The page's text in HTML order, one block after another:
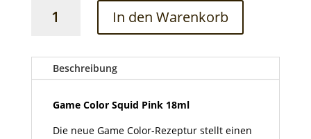
Color
18ml
In den Warenkorb
Beschreibung
Game Color Squid Pink 18ml
Die neue Game Color-Rezeptur stellt einen